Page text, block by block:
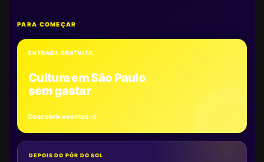
PARA COMEÇAR
ENTRADA GRATUITA
Cultura em São Paulo
sem gastar
Descobrir eventos
DEPOIS DO PÔR DO SOL